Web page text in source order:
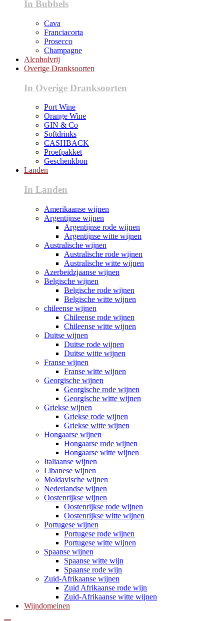
In Bubbels
Cava
Franciacorta
Prosecco
Champagne
Alcoholvrij
Overige Dranksoorten
In Overige Dranksoorten
Port Wine
Orange Wine
GIN & Co
Softdrinks
CASHBACK
Proefpakket
Geschenkbon
Landen
In Landen
Amerikaanse wijnen
Argentijnse wijnen
Argentijnse rode wijnen
Argentijnse witte wijnen
Australische wijnen
Australische rode wijnen
Australische witte wijnen
Azerbeidzjaanse wijnen
Belgische wijnen
Belgische rode wijnen
Belgische witte wijnen
chileense wijnen
Chileense rode wijnen
Chileense witte wijnen
Duitse wijnen
Duitse rode wijnen
Duitse witte wijnen
Franse wijnen
Franse witte wijnen
Georgische wijnen
Georgische rode wijnen
Georgische witte wijnen
Griekse wijnen
Griekse rode wijnen
Griekse witte wijnen
Hongaarse wijnen
Hongaarse rode wijnen
Hongaarse witte wijnen
Italiaanse wijnen
Libanese wijnen
Moldavische wijnen
Nederlandse wijnen
Oostenrijkse wijnen
Oostenrijkse rode wijnen
Oostenrijkse witte wijnen
Portugese wijnen
Portugese rode wijnen
Portugese witte wijnen
Spaanse wijnen
Spaanse witte wijn
Spaanse rode wijn
Zuid-Afrikaanse wijnen
Zuid Afrikaanse rode wijn
Zuid-Afrikaanse witte wijnen
Wijndomeinen